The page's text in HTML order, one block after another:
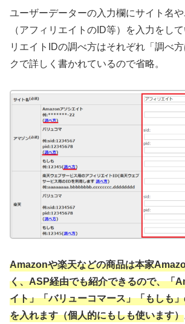
ユーザーデーターの入力欄にサイト名
（アフィリエイトのID等）を入力をし
リエイトIDの調べ方はそれぞれ「調べ
クで詳しく書かれているので省略。
Amazonや楽天などの商品は本家
く、ASP経由でも紹介できるので、「
イト」「バリューコマース」「もしも
を入れます（個人的にもしも使います）